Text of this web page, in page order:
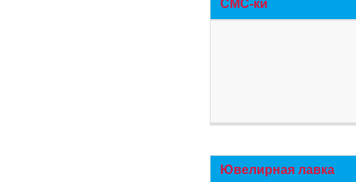
СМС-ки
Ювелирная лавка